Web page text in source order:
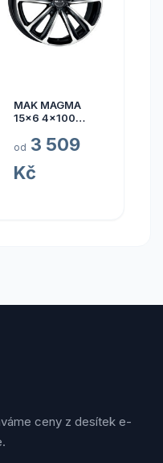
MAK MAGMA
15x6 4x100
od 3 509
Kč
ceny z desítek e-